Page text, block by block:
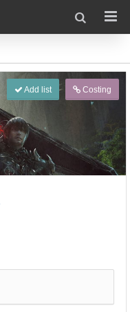
Add list Costing